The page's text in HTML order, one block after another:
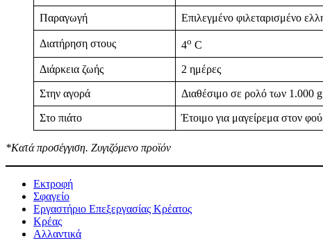
Παραγωγή Επιλεγμένο φιλεταρισμένο
Διατήρηση στους 4ο C
Διάρκεια ζωής 2 ημέρες
Στην αγορά Διαθέσιμο σε ρολό των 1.000
Στο πιάτο Έτοιμο για μαγείρεμα στον
*Κατά προσέγγιση. Ζυγιζόμενο προϊόν
Εκτροφή
Σφαγείο
Εργαστήριο Επεξεργασίας Κρέατος
Κρέας
Αλλαντικά